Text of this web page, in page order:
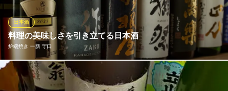
日のラインナップは店舗にお問い合わせください。居心地の良い
楽しい時間をお過ごし下さいませ。
【個室】寿司と地酒 海鮮居酒屋 とも吉 守口店
海鮮処 創作料理 個室
京阪本線守口市駅西口 徒歩1分
大阪府守口市寺内町2-7-27 富士火災ビルB1
料理の美味しさを引き立てる日本酒
炉端焼き 一新 守口
日本酒
海鮮料理の美味しさをさらに引き立てる日本酒を、定番から希少
銘柄まで豊富なラインナップで取り揃えております。海鮮に合う